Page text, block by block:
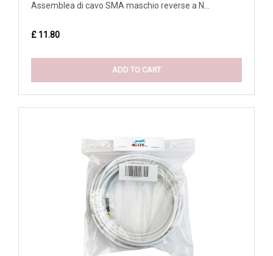
Assemblea di cavo SMA maschio reverse a N...
£ 11.80
ADD TO CART